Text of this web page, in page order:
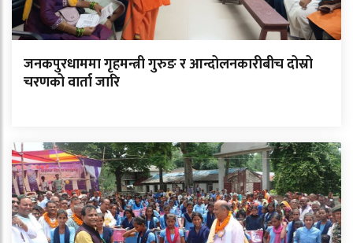
जनकपुरधाममा गृहमन्त्री गुरुङ र आन्दोलनकारीबीच दोस्रो
चरणको वार्ता जारि